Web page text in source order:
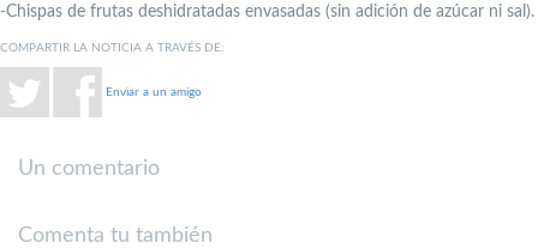
-Chispas de frutas deshidratadas envasadas (sin adición de azúcar ni sal).
COMPARTIR LA NOTICIA A TRAVÉS DE:
Enviar a un amigo
Un comentario
Comenta tu también